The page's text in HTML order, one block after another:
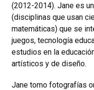
(2012-2014). Jane es
(disciplinas que usan
matemáticas) que se
juegos, tecnología
estudios en la
artísticos y de diseño.
Jane tomo fotografías